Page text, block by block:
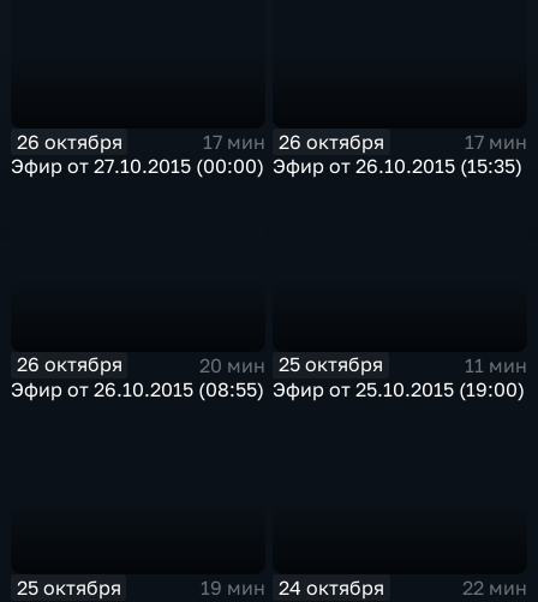
26 октября
17 мин
Эфир от 27.10.2015 (00:00)
26 октября
17 мин
Эфир от 26.10.2015 (15:35)
26 октября
20 мин
Эфир от 26.10.2015 (08:55)
25 октября
11 мин
Эфир от 25.10.2015 (19:00)
25 октября
19 мин
24 октября
22 мин